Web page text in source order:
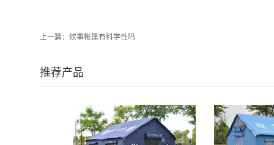
上一篇： 炊事帐篷有科学性吗
推荐产品